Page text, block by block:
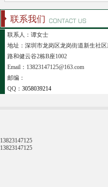
联系我们
联系人：谭女士
地址：深圳市龙岗区龙岗街道新生社区
路和健云谷2栋B座1002
Email：13823147125@163.com
邮编：
QQ： 3058039214
13823147125
13823147125